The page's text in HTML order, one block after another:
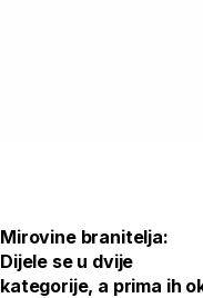
Mirovine branitelja:
Dijele se u dvije
kategorije, a prima ih